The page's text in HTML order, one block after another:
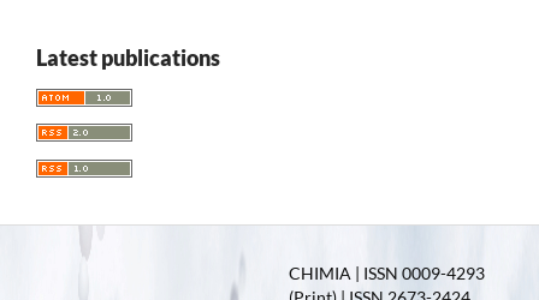
Latest publications
CHIMIA | ISSN 0009-4293